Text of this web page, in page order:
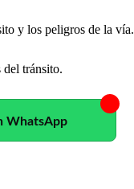
y los peligros de la vía.
del tránsito.
WhatsApp